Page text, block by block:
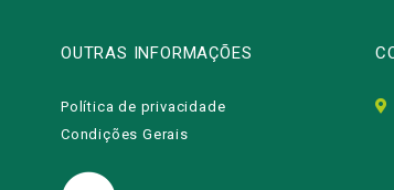
OUTRAS INFORMAÇÕES
Política de privacidade
Condições Gerais